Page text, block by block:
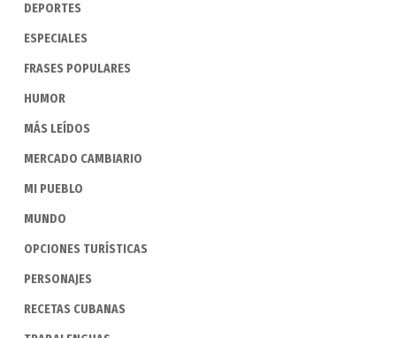
DEPORTES
ESPECIALES
FRASES POPULARES
HUMOR
MÁS LEÍDOS
MERCADO CAMBIARIO
MI PUEBLO
MUNDO
OPCIONES TURÍSTICAS
PERSONAJES
RECETAS CUBANAS